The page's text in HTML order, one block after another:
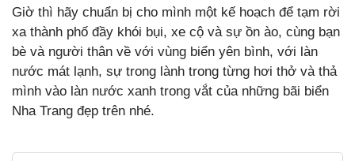
Giờ thì hãy chuẩn bị cho mình một kế hoạch để tạm rời
xa thành phố đầy khói bụi, xe cộ và sự ồn ào, cùng bạn
bè và người thân về với vùng biển yên bình, với làn
nước mát lạnh, sự trong lành trong từng hơi thở và thả
mình vào làn nước xanh trong vắt của những bãi biển
Nha Trang đẹp trên nhé.